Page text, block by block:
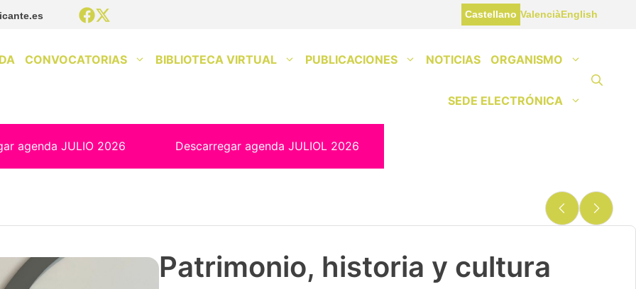
Castellano ValenciàEnglish
CONVOCATORIAS BIBLIOTECA VIRTUAL PUBLICACIONES NOTICIAS ORGANISMO
SEDE ELECTRÓNICA
agenda JULIO 2026 Descarregar agenda JULIOL 2026
Patrimonio, historia y cultura